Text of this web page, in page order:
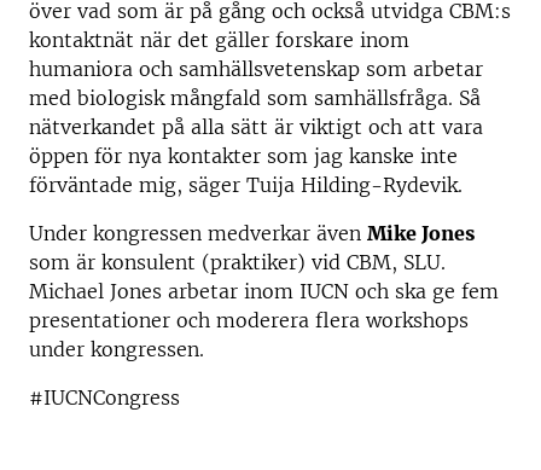
över vad som är på gång och också utvidga CBM:s
kontaktnät när det gäller forskare inom
humaniora och samhällsvetenskap som arbetar
med biologisk mångfald som samhällsfråga. Så
nätverkandet på alla sätt är viktigt och att vara
öppen för nya kontakter som jag kanske inte
förväntade mig, säger Tuija Hilding-Rydevik.
Under kongressen medverkar även Mike Jones
som är konsulent (praktiker) vid CBM, SLU.
Michael Jones arbetar inom IUCN och ska ge fem
presentationer och moderera flera workshops
under kongressen.
#IUCNCongress